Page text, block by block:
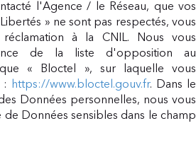
l'Agence / le Réseau, que vos
» ne sont pas respectés, vous
à la CNIL. Nous vous
de la liste d'opposition au
« Bloctel », sur laquelle vous
: https://www.bloctel.gouv.fr. Dans le
Données personnelles, nous vous
de Données sensibles dans le champ